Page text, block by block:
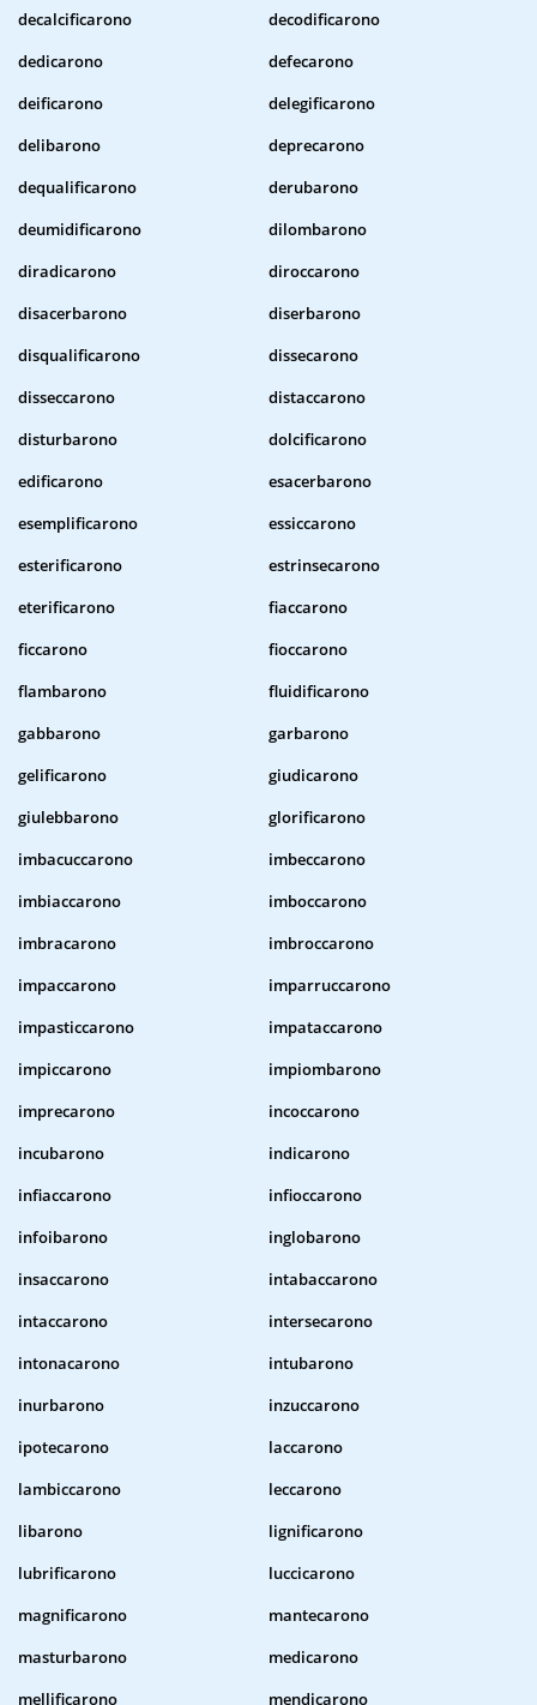
decalcificarono
decodificarono
dedicarono
defecarono
deificarono
delegificarono
delibarono
deprecarono
dequalificarono
derubarono
deumidificarono
dilombarono
diradicarono
diroccarono
disacerbarono
diserbarono
disqualificarono
dissecarono
disseccarono
distaccarono
disturbarono
dolcificarono
edificarono
esacerbarono
esemplificarono
essiccarono
esterificarono
estrinsecarono
eterificarono
fiaccarono
ficcarono
fioccarono
flambarono
fluidificarono
gabbarono
garbarono
gelificarono
giudicarono
giulebbarono
glorificarono
imbacuccarono
imbeccarono
imbiaccarono
imboccarono
imbracarono
imbroccarono
impaccarono
imparruccarono
impasticcarono
impataccarono
impiccarono
impiombarono
imprecarono
incoccarono
incubarono
indicarono
infiaccarono
infioccarono
infoibarono
inglobarono
insaccarono
intabaccarono
intaccarono
intersecarono
intonacarono
intubarono
inurbarono
inzuccarono
ipotecarono
laccarono
lambiccarono
leccarono
libarono
lignificarono
lubrificarono
luccicarono
magnificarono
mantecarono
masturbarono
medicarono
mellificarono
mendicarono